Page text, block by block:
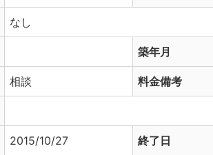
なし
築年月
相談 料金備考
2015/10/27 終了日